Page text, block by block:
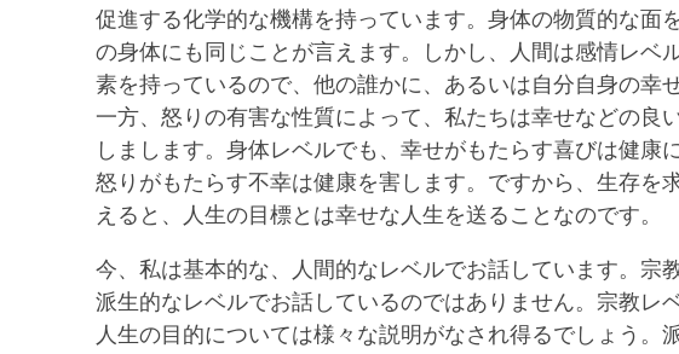
促進する化学的な機構を持っています。身体の物質的な面
の身体にも同じことが言えます。しかし、人間は感情レベ
素を持っているので、他の誰かに、あるいは自分自身の幸
一方、怒りの有害な性質によって、私たちは幸せなどの良
しまします。身体レベルでも、幸せがもたらす喜びは健康
怒りがもたらす不幸は健康を害します。ですから、生存を
えると、人生の目標とは幸せな人生を送ることなのです。
今、私は基本的な、人間的なレベルでお話しています。宗
派生的なレベルでお話しているのではありません。宗教レ
人生の目的については様々な説明がなされ得るでしょう。